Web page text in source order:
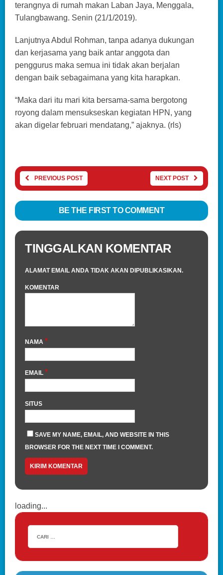
terangnya di rumah makan Laban Jaya, Menggala,
Tulangbawang. Senin (21/1/2019).
Lanjutnya Abdul Rohman, tanpa adanya dukungan
dan kerjasama yang baik antar anggota dan
penggurus maka semua ini tidak akan berjalan
dengan baik sebagaimana yang kita harapkan.
“Maka dari itu mari kita bersama-sama bergotong
royong dalam mensukseskan kegiatan HPN, yang
akan digelar februari mendatang,” ajaknya. (rls)
PREVIOUS POST NEXT POST
BE THE FIRST TO COMMENT
TINGGALKAN KOMENTAR
ALAMAT EMAIL ANDA TIDAK AKAN DIPUBLIKASIKAN.
KOMENTAR
NAMA *
EMAIL *
SITUS
SAVE MY NAME, EMAIL, AND WEBSITE IN THIS
BROWSER FOR THE NEXT TIME I COMMENT.
loading...